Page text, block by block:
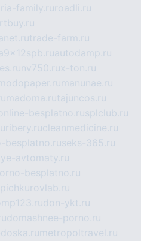
family.ru roadli.ru
trade-farm.ru
autodamp.ru
nv750.rux-ton.ru
modopaper.ru manunae.ru
madoma.rutajuncos.ru
besplatno.rusplclub.ru
ribery.rucleanmedicine.ru
besplatno.ruseks-365.ru
avtomaty.ru
besplatno.ru
pichkurovlab.ru
don-ykt.ru
domashnee-porno.ru
metropoltravel.ru